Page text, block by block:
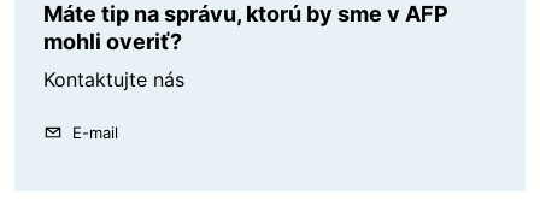
Máte tip na správu, ktorú by sme v AFP
mohli overiť?
Kontaktujte nás
E-mail